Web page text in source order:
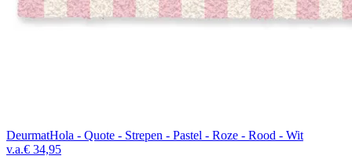
DeurmatHola - Quote - Strepen - Pastel - Roze - Rood - Wit
v.a.€ 34,95